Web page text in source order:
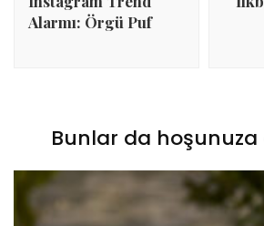
Alarmı: Örgü Puf
Bunlar da hoşunuza